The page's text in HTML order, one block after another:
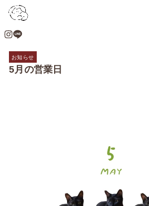
お知らせ
5月の営業日